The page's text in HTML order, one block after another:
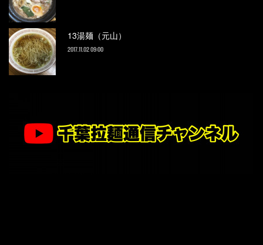
13湯麺（元山）
2017.11.02 09:00